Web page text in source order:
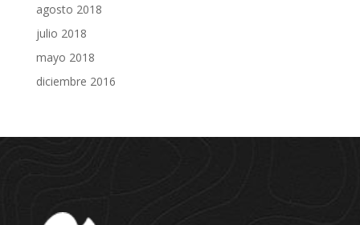
agosto 2018
julio 2018
mayo 2018
diciembre 2016